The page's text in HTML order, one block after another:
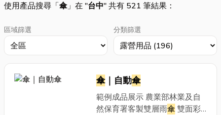
使用產品搜尋「傘」在 "台中" 共有 521 筆結果：
區域篩選 分類篩選
傘｜自動傘
範例成品展示 農業部林業及自
然保育署客製雙層雨傘雙面彩